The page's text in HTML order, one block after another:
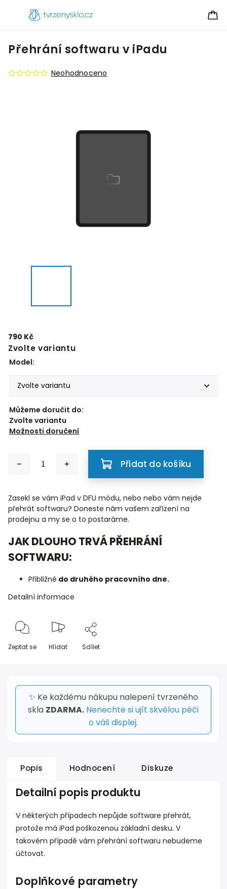
Přehrání softwaru v iPadu
Neohodnoceno
790 Kč
Zvolte variantu
Model:
Můžeme doručit do:
Zvolte variantu
Možnosti doručení
Přidat do košíku
Zasekl se vám iPad v DFU módu, nebo nebo vám nejde
přehrát softwaru? Doneste nám vašem zařízení na
prodejnu a my se o to postaráme.
JAK DLOUHO TRVÁ PŘEHRÁNÍ
SOFTWARU:
Přibližně do druhého pracovního dne.
Detailní informace
Zeptat se Hlídat Sdílet
✨ Ke každému nákupu nalepení tvrzeného
skla ZDARMA. Nenechte si ujít skvělou péči
o váš displej.
Popis Hodnocení Diskuze
Detailní popis produktu
V některých případech nepůjde software přehrát,
protože má iPad poškozenou základní desku. V
takovém případě vám přehrání softwaru nebudeme
účtovat.
Doplňkové parametry